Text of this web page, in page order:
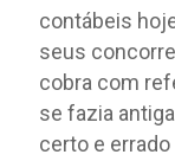
contábeis
seus
cobra com
se fazia
certo e